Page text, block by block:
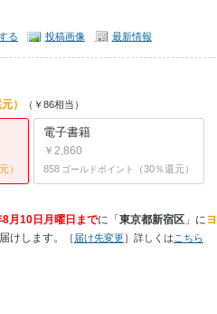
る 投稿画像 最新情報
） （￥86相当）
）
電子書籍
￥2,860
858 ゴールドポイント （30％還元）
月10日月曜日までに 「東京都新宿区」に
けします。 ［届け先変更］詳しくは こちら